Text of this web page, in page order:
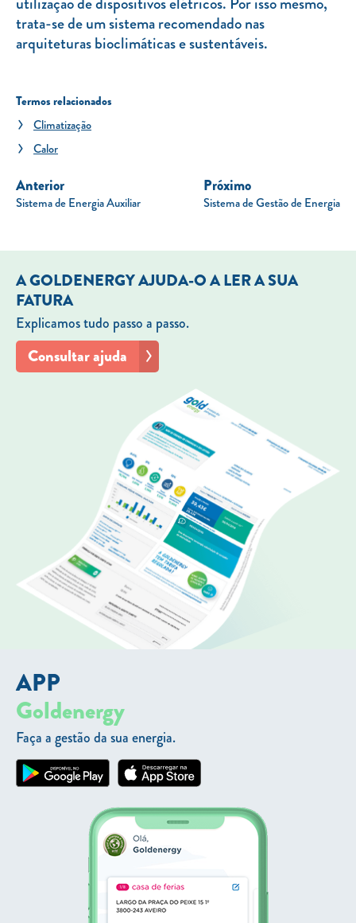
trata-se de um sistema recomendado nas
arquiteturas bioclimáticas e sustentáveis.
Termos relacionados
Climatização
Calor
Anterior
Sistema de Energia Auxiliar
Próximo
Sistema de Gestão de Energia
A GOLDENERGY AJUDA-O A LER A SUA
FATURA
Explicamos tudo passo a passo.
Consultar ajuda
APP
Goldenergy
Faça a gestão da sua energia.